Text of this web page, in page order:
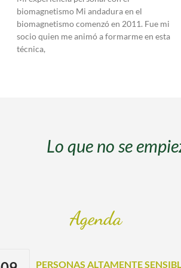
biomagnetismo Mi andadura en el
biomagnetismo comenzó en 2011. Fue mi
socio quien me animó a formarme en esta
técnica,
Lo que no se
Agenda
PERSONAS ALTAMENTE